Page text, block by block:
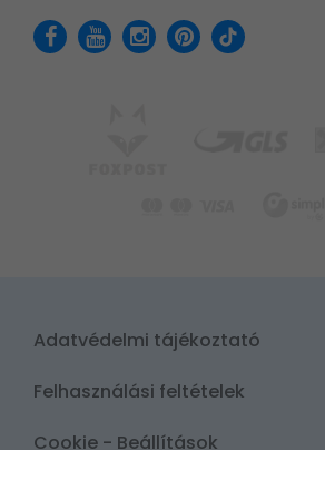
Adatvédelmi tájékoztató
Felhasználási feltételek
Cookie - Beállítások